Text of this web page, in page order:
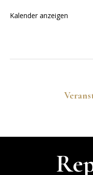
Kalender anzeigen